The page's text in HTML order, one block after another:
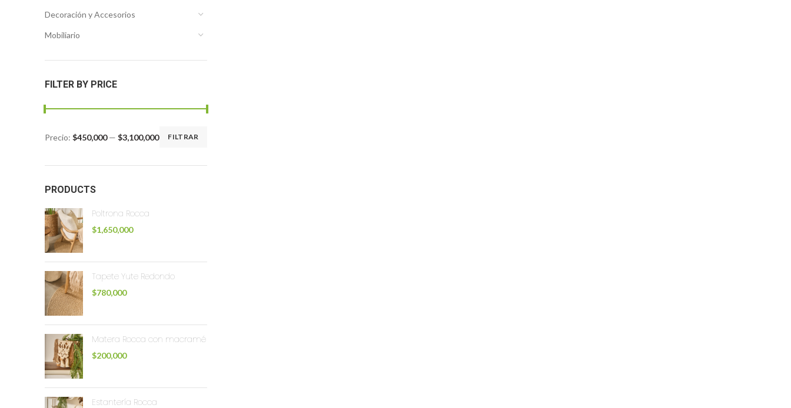
Decoración y Accesorios
Mobiliario
FILTER BY PRICE
FILTRAR
Precio: $450,000— $3,100,000
PRODUCTS
Poltrona Rocca
$1,650,000
Tapete Yute Redondo
$780,000
Matera Rocca con macramé
$200,000
Estantería Rocca